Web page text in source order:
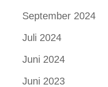
September 2024
Juli 2024
Juni 2024
Juni 2023